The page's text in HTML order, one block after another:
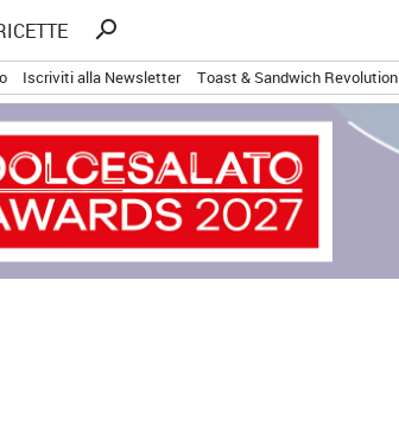
Ricerca
search
Iscriviti alla Newsletter Toast & Sandwich Revolution